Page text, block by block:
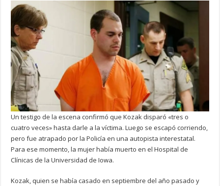
Un testigo de la escena confirmó que Kozak disparó «tres o
cuatro veces» hasta darle a la víctima. Luego se escapó corriendo,
pero fue atrapado por la Policía en una autopista interestatal.
Para ese momento, la mujer había muerto en el Hospital de
Clínicas de la Universidad de Iowa.
Kozak, quien se había casado en septiembre del año pasado y